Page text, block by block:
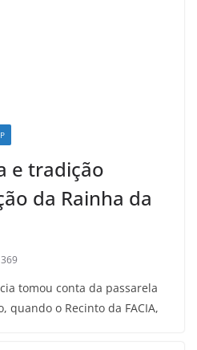
e tradição
da Rainha da
tomou conta da passarela
quando o Recinto da FACIA,